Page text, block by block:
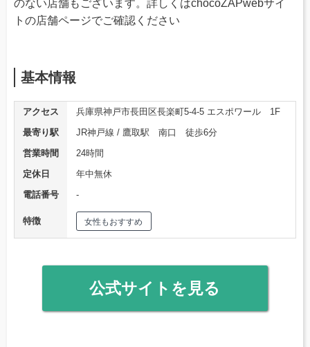
のない店舗もございます。詳しくはchocoZAPwebサイ
トの店舗ページでご確認ください
基本情報
アクセス
兵庫県神戸市長田区長楽町5-4-5 エスポワール 1F
最寄り駅
JR神戸線 / 鷹取駅 南口 徒歩6分
営業時間
24時間
定休日
年中無休
電話番号
‐
特徴 女性もおすすめ
公式サイトを見る